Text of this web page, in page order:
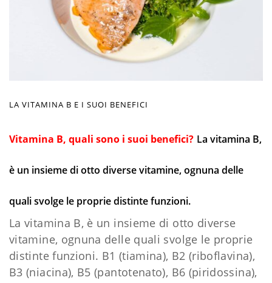
LA VITAMINA B E I SUOI BENEFICI
Vitamina B, quali sono i suoi benefici? La vitamina B,
è un insieme di otto diverse vitamine, ognuna delle
quali svolge le proprie distinte funzioni.
La vitamina B, è un insieme di otto diverse
vitamine, ognuna delle quali svolge le proprie
distinte funzioni. B1 (tiamina), B2 (riboflavina),
B3 (niacina), B5 (pantotenato), B6 ​​(piridossina),